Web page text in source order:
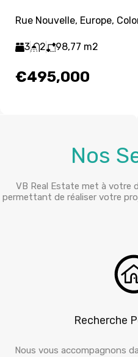
3 2 98,77 m2
€495,000
Nos
VB Real Estate met à votre
permettant de réaliser votre
Recherche
Nous vous accompagnons